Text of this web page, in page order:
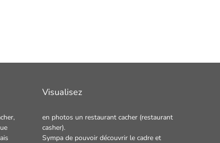
Visualisez
en photos un restaurant cacher (restaurant
casher).
Sympa de pouvoir découvrir le cadre et